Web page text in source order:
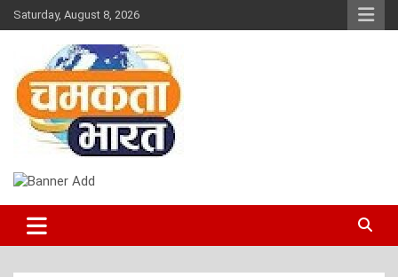
Skip
to
Saturday, August 8, 2026
CHAMAKTA BHARAT